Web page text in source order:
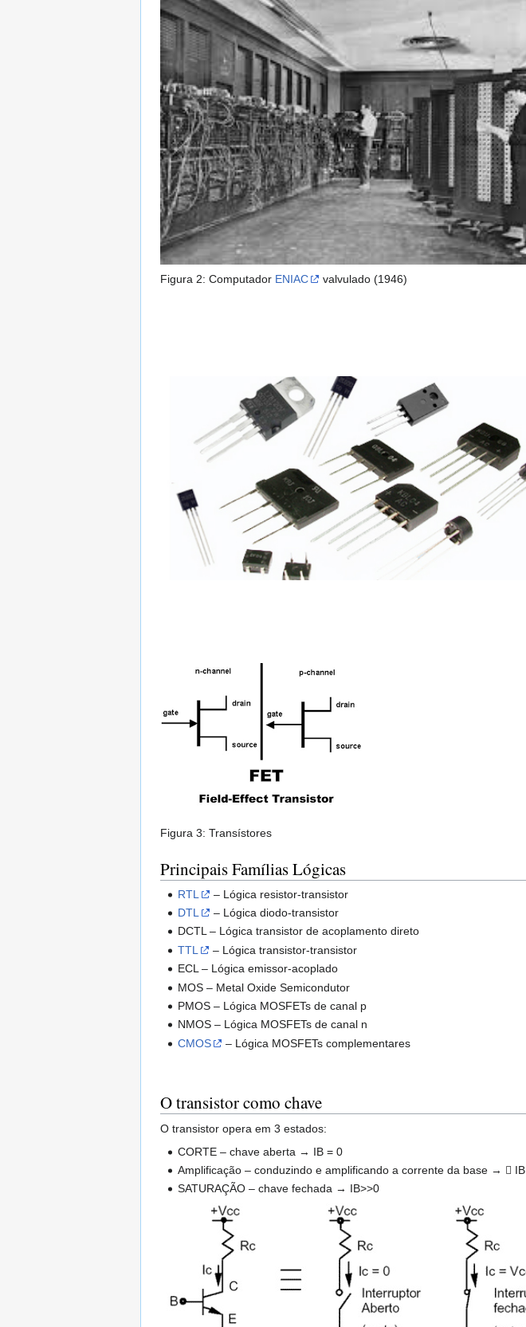
Figura 2: Computador ENIAC valvulado (1946)
Figura 3: Transístores
Principais Famílias Lógicas
RTL
– Lógica resistor-transistor
DTL
– Lógica diodo-transistor
DCTL – Lógica transistor de acoplamento direto
TTL
– Lógica transistor-transistor
ECL – Lógica emissor-acoplado
MOS – Metal Oxide Semicondutor
PMOS – Lógica MOSFETs de canal p
NMOS – Lógica MOSFETs de canal n
CMOS
– Lógica MOSFETs complementares
O transistor como chave
O transistor opera em 3 estados:
CORTE – chave aberta → IB = 0
Amplificação – conduzindo e amplificando a corrente da base →  IB
SATURAÇÃO – chave fechada → IB>>0